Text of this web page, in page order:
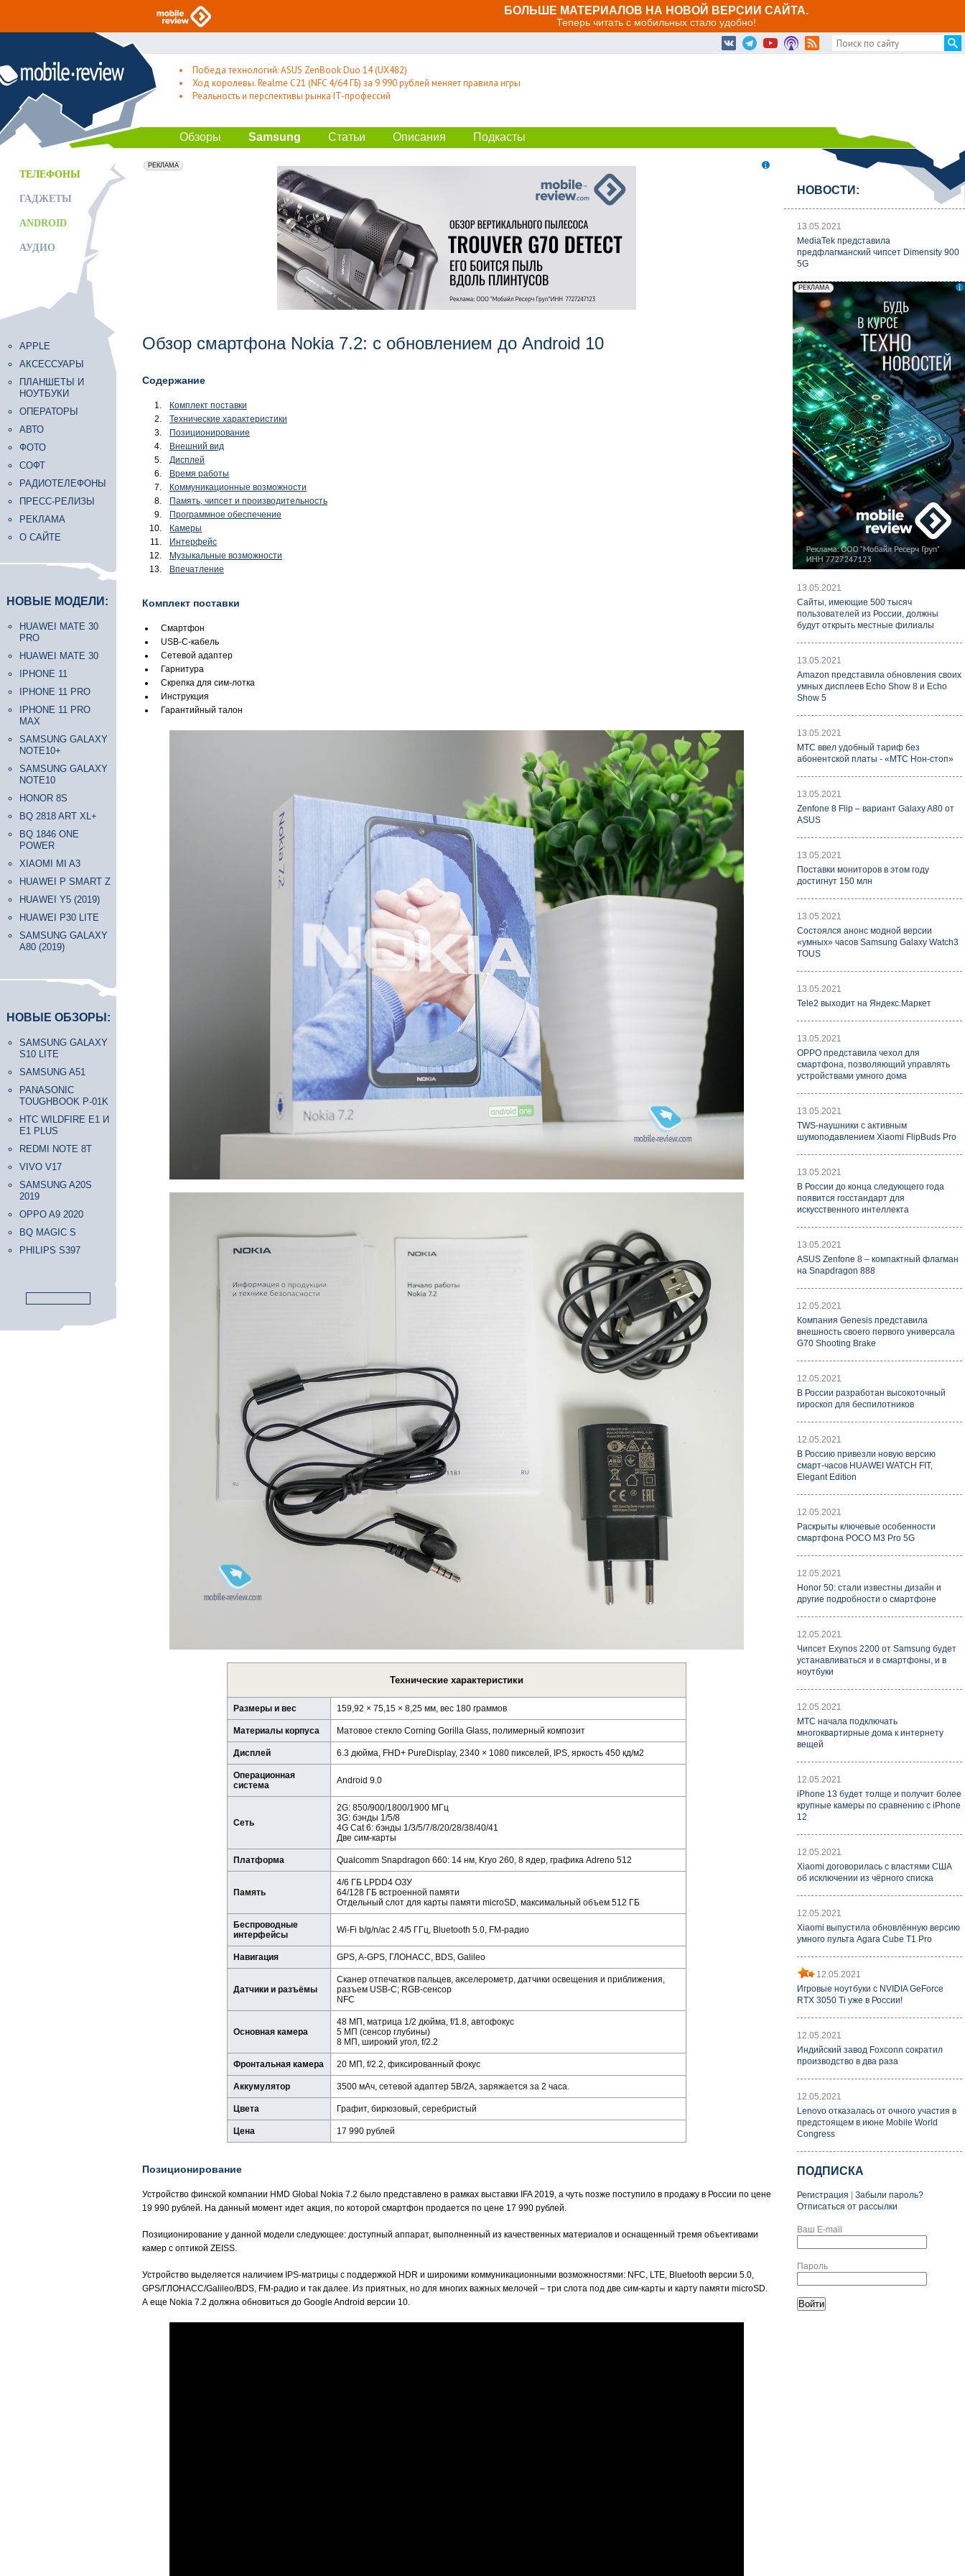
БОЛЬШЕ МАТЕРИАЛОВ НА НОВОЙ ВЕРСИИ САЙТА.
Теперь читать с мобильных стало удобно!
Победа технологий: ASUS ZenBook Duo 14 (UX482)
Ход королевы. Realme C21 (NFC 4/64 ГБ) за 9 990 рублей меняет правила игры
Реальность и перспективы рынка IT-профессий
Обзоры Samsung Статьи Описания Подкасты
ТЕЛЕФОНЫ
ГАДЖЕТЫ
ANDROID
АУДИО
APPLE
АКСЕССУАРЫ
ПЛАНШЕТЫ И
НОУТБУКИ
ОПЕРАТОРЫ
АВТО
ФОТО
СОФТ
РАДИОТЕЛЕФОНЫ
ПРЕСС-РЕЛИЗЫ
РЕКЛАМА
О САЙТЕ
НОВЫЕ МОДЕЛИ:
HUAWEI MATE 30
PRO
HUAWEI MATE 30
IPHONE 11
IPHONE 11 PRO
IPHONE 11 PRO
MAX
SAMSUNG GALAXY
NOTE10+
SAMSUNG GALAXY
NOTE10
HONOR 8S
BQ 2818 ART XL+
BQ 1846 ONE
POWER
XIAOMI MI A3
HUAWEI P SMART Z
HUAWEI Y5 (2019)
HUAWEI P30 LITE
SAMSUNG GALAXY
A80 (2019)
НОВЫЕ ОБЗОРЫ:
SAMSUNG GALAXY
S10 LITE
SAMSUNG A51
PANASONIC
TOUGHBOOK P-01K
HTC WILDFIRE E1 И
E1 PLUS
REDMI NOTE 8T
VIVO V17
SAMSUNG A20S
2019
OPPO A9 2020
BQ MAGIC S
PHILIPS S397
erid: 2VfnxxmNzs5
РЕКЛАМА
Обзор смартфона Nokia 7.2: с обновлением до Android 10
Содержание
Комплект поставки
Технические характеристики
Позиционирование
Внешний вид
Дисплей
Время работы
Коммуникационные возможности
Память, чипсет и производительность
Программное обеспечение
Камеры
Интерфейс
Музыкальные возможности
Впечатление
Комплект поставки
Смартфон
USB-C-кабель
Сетевой адаптер
Гарнитура
Скрепка для сим-лотка
Инструкция
Гарантийный талон
Технические характеристики
Размеры и вес 159,92 × 75,15 × 8,25 мм, вес 180 граммов
Материалы корпуса Матовое стекло Corning Gorilla Glass, полимерный композит
Дисплей 6.3 дюйма, FHD+ PureDisplay, 2340 × 1080 пикселей, IPS, яркость 450 кд/м2
Операционная
система
Android 9.0
Сеть
2G: 850/900/1800/1900 МГц
3G: бэнды 1/5/8
4G Cat 6: бэнды 1/3/5/7/8/20/28/38/40/41
Две сим-карты
Платформа Qualcomm Snapdragon 660: 14 нм, Kryo 260, 8 ядер, графика Adreno 512
Память
4/6 ГБ LPDD4 ОЗУ
64/128 ГБ встроенной памяти
Отдельный слот для карты памяти microSD, максимальный объем 512 ГБ
Беспроводные
интерфейсы
Wi-Fi b/g/n/ac 2.4/5 ГГц, Bluetooth 5.0, FM-радио
Навигация GPS, A-GPS, ГЛОНАСС, BDS, Galileo
Датчики и разъёмы
Сканер отпечатков пальцев, акселерометр, датчики освещения и приближения,
разъем USB-C; RGB-сенсор
NFC
Основная камера
48 МП, матрица 1/2 дюйма, f/1.8, автофокус
5 МП (сенсор глубины)
8 МП, широкий угол, f/2.2
Фронтальная камера 20 МП, f/2.2, фиксированный фокус
Аккумулятор 3500 мАч, сетевой адаптер 5В/2А, заряжается за 2 часа.
Цвета Графит, бирюзовый, серебристый
Цена 17 990 рублей
Позиционирование
Устройство финской компании HMD Global Nokia 7.2 было представлено в рамках выставки IFA 2019, а чуть позже поступило в продажу в России по цене
19 990 рублей. На данный момент идет акция, по которой смартфон продается по цене 17 990 рублей.
Позиционирование у данной модели следующее: доступный аппарат, выполненный из качественных материалов и оснащенный тремя объективами
камер с оптикой ZEISS.
Устройство выделяется наличием IPS-матрицы с поддержкой HDR и широкими коммуникационными возможностями: NFC, LTE, Bluetooth версии 5.0,
GPS/ГЛОНАСС/Galileo/BDS, FM-радио и так далее. Из приятных, но для многих важных мелочей – три слота под две сим-карты и карту памяти microSD.
А еще Nokia 7.2 должна обновиться до Google Android версии 10.
НОВОСТИ:
13.05.2021
MediaTek представила
предфлагманский чипсет Dimensity 900
5G
13.05.2021
Cайты, имеющие 500 тысяч
пользователей из России, должны
будут открыть местные филиалы
13.05.2021
Amazon представила обновления своих
умных дисплеев Echo Show 8 и Echo
Show 5
13.05.2021
МТС ввел удобный тариф без
абонентской платы - «МТС Нон-стоп»
13.05.2021
Zenfone 8 Flip – вариант Galaxy A80 от
ASUS
13.05.2021
Поставки мониторов в этом году
достигнут 150 млн
13.05.2021
Состоялся анонс модной версии
«умных» часов Samsung Galaxy Watch3
TOUS
13.05.2021
Tele2 выходит на Яндекс.Маркет
13.05.2021
OPPO представила чехол для
смартфона, позволяющий управлять
устройствами умного дома
13.05.2021
TWS-наушники с активным
шумоподавлением Xiaomi FlipBuds Pro
13.05.2021
В России до конца следующего года
появится госстандарт для
искусственного интеллекта
13.05.2021
ASUS Zenfone 8 – компактный флагман
на Snapdragon 888
12.05.2021
Компания Genesis представила
внешность своего первого универсала
G70 Shooting Brake
12.05.2021
В России разработан высокоточный
гироскоп для беспилотников
12.05.2021
В Россию привезли новую версию
смарт-часов HUAWEI WATCH FIT,
Elegant Edition
12.05.2021
Раскрыты ключевые особенности
смартфона POCO M3 Pro 5G
12.05.2021
Honor 50: стали известны дизайн и
другие подробности о смартфоне
12.05.2021
Чипсет Exynos 2200 от Samsung будет
устанавливаться и в смартфоны, и в
ноутбуки
12.05.2021
МТС начала подключать
многоквартирные дома к интернету
вещей
12.05.2021
iPhone 13 будет толще и получит более
крупные камеры по сравнению с iPhone
12
12.05.2021
Xiaomi договорилась с властями США
об исключении из чёрного списка
12.05.2021
Xiaomi выпустила обновлённую версию
умного пульта Agara Cube T1 Pro
12.05.2021
Игровые ноутбуки с NVIDIA GeForce
RTX 3050 Ti уже в России!
12.05.2021
Индийский завод Foxconn сократил
производство в два раза
12.05.2021
Lenovo отказалась от очного участия в
предстоящем в июне Mobile World
Congress
ПОДПИСКА
Регистрация
Забыли пароль?
Отписаться от рассылки
Ваш E-mail
Пароль